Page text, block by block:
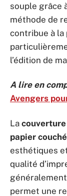
souple grâce
méthode de
contribue à
l’édition de
A lire en
Avengers
La
papier couché
esthétiques
qualité
permet une